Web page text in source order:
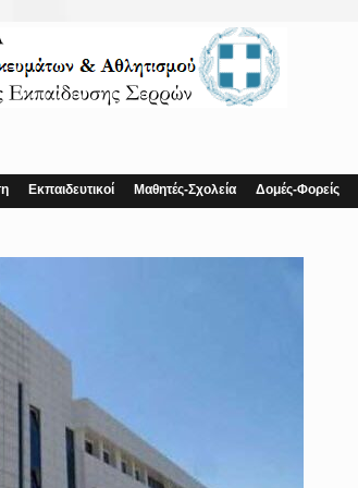
Εκπαιδευτικοί Μαθητές-Σχολεία Δομές-Φορείς